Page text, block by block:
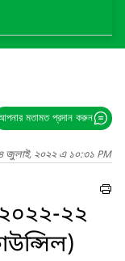
মতামত প্রদান করুন
৪ জুলাই, ২০২২ এ ১০:৩১ PM
২০২২-২২